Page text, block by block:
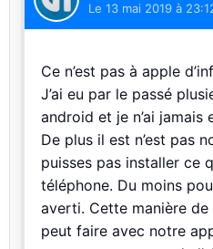
Le 13 mai 2019 à
Ce n’est pas à apple
J’ai eu par le passé
android et je n’ai jamais
De plus il est n’est pas
puisses pas installer ce
téléphone. Du moins
averti. Cette manière de
peut faire avec notre